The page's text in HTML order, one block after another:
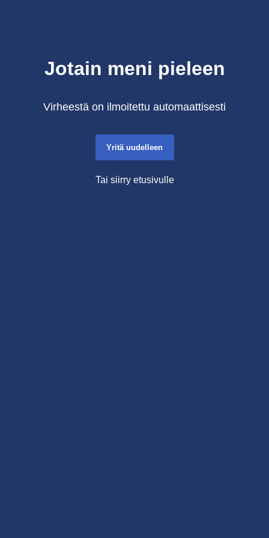
Jotain meni pieleen
Virheestä on ilmoitettu automaattisesti
Yritä uudelleen
Tai siirry etusivulle